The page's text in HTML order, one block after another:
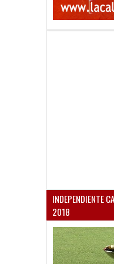
INDEPENDIENTE
2018